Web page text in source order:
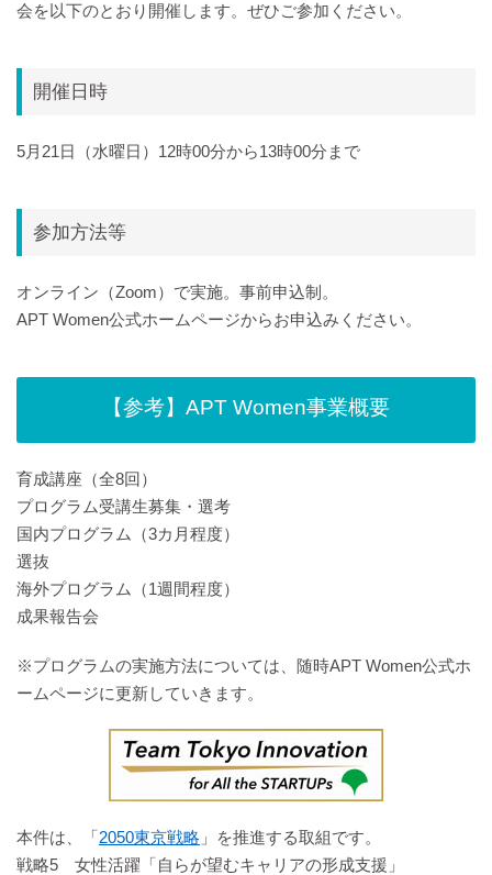
会を以下のとおり開催します。ぜひご参加ください。
開催日時
5月21日（水曜日）12時00分から13時00分まで
参加方法等
オンライン（Zoom）で実施。事前申込制。
APT Women公式ホームページからお申込みください。
【参考】APT Women事業概要
育成講座（全8回）
プログラム受講生募集・選考
国内プログラム（3カ月程度）
選抜
海外プログラム（1週間程度）
成果報告会
※プログラムの実施方法については、随時APT Women公式ホ
ームページに更新していきます。
本件は、「2050東京戦略 」を推進する取組です。
戦略5 女性活躍「自らが望むキャリアの形成支援」